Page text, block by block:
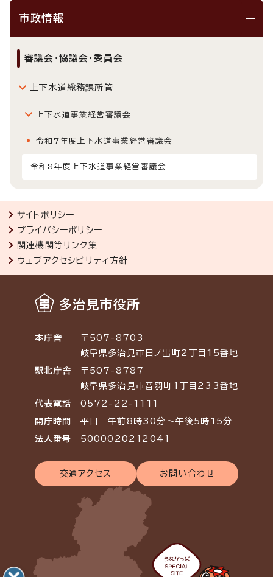
市政情報
審議会・協議会・委員会
上下水道総務課所管
上下水道事業経営審議会
令和7年度上下水道事業経営審議会
令和8年度上下水道事業経営審議会
サイトポリシー
プライバシーポリシー
関連機関等リンク集
ウェブアクセシビリティ方針
多治見市役所
本庁舎
〒507-8703
岐阜県多治見市日ノ出町2丁目15番地
駅北庁舎
〒507-8787
岐阜県多治見市音羽町1丁目233番地
代表電話 0572-22-1111
開庁時間 平日 午前8時30分～午後5時15分
法人番号 5000020212041
交通アクセス お問い合わせ